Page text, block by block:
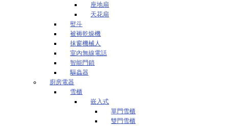
座地扇
天花扇
熨斗
被褥乾燥機
抹窗機械人
室內無線電話
智能門鎖
驅蟲器
廚房電器
雪櫃
嵌入式
單門雪櫃
雙門雪櫃